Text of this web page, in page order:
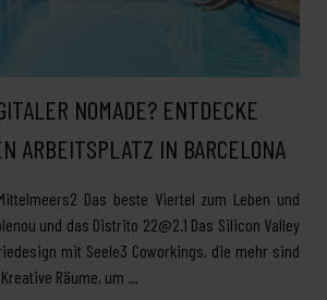
NOMADE? ENTDECKE
ARBEITSPLATZ IN BARCELONA
Das beste Viertel zum Leben und
und das Distrito 22@2.1 Das Silicon Valley
mit Seele3 Coworkings, die mehr sind
Räume, um …